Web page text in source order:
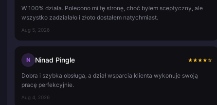
W 100% działa. Polecono mi tę stronę, choć byłem sceptyczny, ale
wszystko zadziałało i złoto dostałem natychmiast.
Aug 5, 2026
N Ninad Pingle ★★★★☆
Dobra i szybka obsługa, a dział wsparcia klienta wykonuje swoją
pracę perfekcyjnie.
Aug 4, 2026